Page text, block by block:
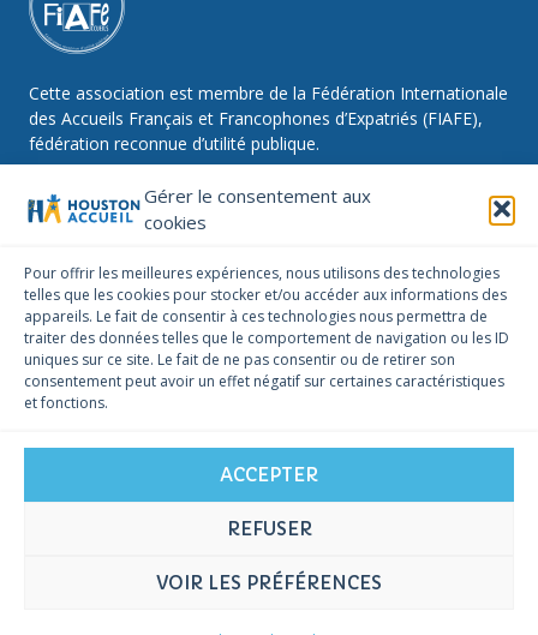
Gérer le consentement aux
cookies
Pour offrir les meilleures expériences, nous utilisons des technologies
telles que les cookies pour stocker et/ou accéder aux informations des
appareils. Le fait de consentir à ces technologies nous permettra de
traiter des données telles que le comportement de navigation ou les ID
uniques sur ce site. Le fait de ne pas consentir ou de retirer son
consentement peut avoir un effet négatif sur certaines caractéristiques
et fonctions.
ACCEPTER
REFUSER
VOIR LES PRÉFÉRENCES
Cette association est membre de la Fédération Internationale
des Accueils Français et Francophones d’Expatriés (FIAFE),
fédération reconnue d’utilité publique.
NOUS SUIVRE
Facebook Instagram Linkedin
NOUS CONTACTER
infos@houstonaccueil.org
Mentions légales
mon-accueil.com• Développé par